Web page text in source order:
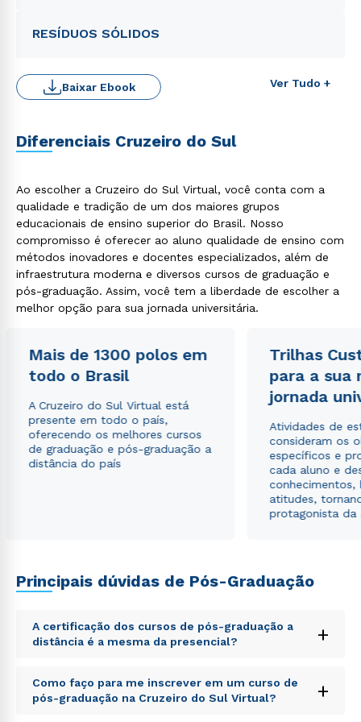
RESÍDUOS SÓLIDOS
Ver Tudo +
Baixar Ebook
Diferenciais Cruzeiro do Sul
Ao escolher a Cruzeiro do Sul Virtual, você conta com a
qualidade e tradição de um dos maiores grupos
educacionais de ensino superior do Brasil. Nosso
compromisso é oferecer ao aluno qualidade de ensino com
métodos inovadores e docentes especializados, além de
infraestrutura moderna e diversos cursos de graduação e
pós-graduação. Assim, você tem a liberdade de escolher a
melhor opção para sua jornada universitária.
Mais de 1300 polos em
todo o Brasil
A Cruzeiro do Sul Virtual está
presente em todo o país,
oferecendo os melhores cursos
de graduação e pós-graduação a
distância do país
Trilhas
para a sua
jornada
Atividades de
consideram os
específicos e
cada aluno e
conhecimentos,
atitudes,
protagonista da
Principais dúvidas de Pós-Graduação
A certificação dos cursos de pós-graduação a
distância é a mesma da presencial?
+
Sed ut perspiciatis unde omnis iste natus error sit
voluptatem accusantium doloremque laudantium,
totam rem aperiam, eaque ipsa quae ab illo inventore
Como faço para me inscrever em um curso de
pós-graduação na Cruzeiro do Sul Virtual?
+
Rápido e fácil
ou
Estou de acordo com aPolítica de Privacidade.